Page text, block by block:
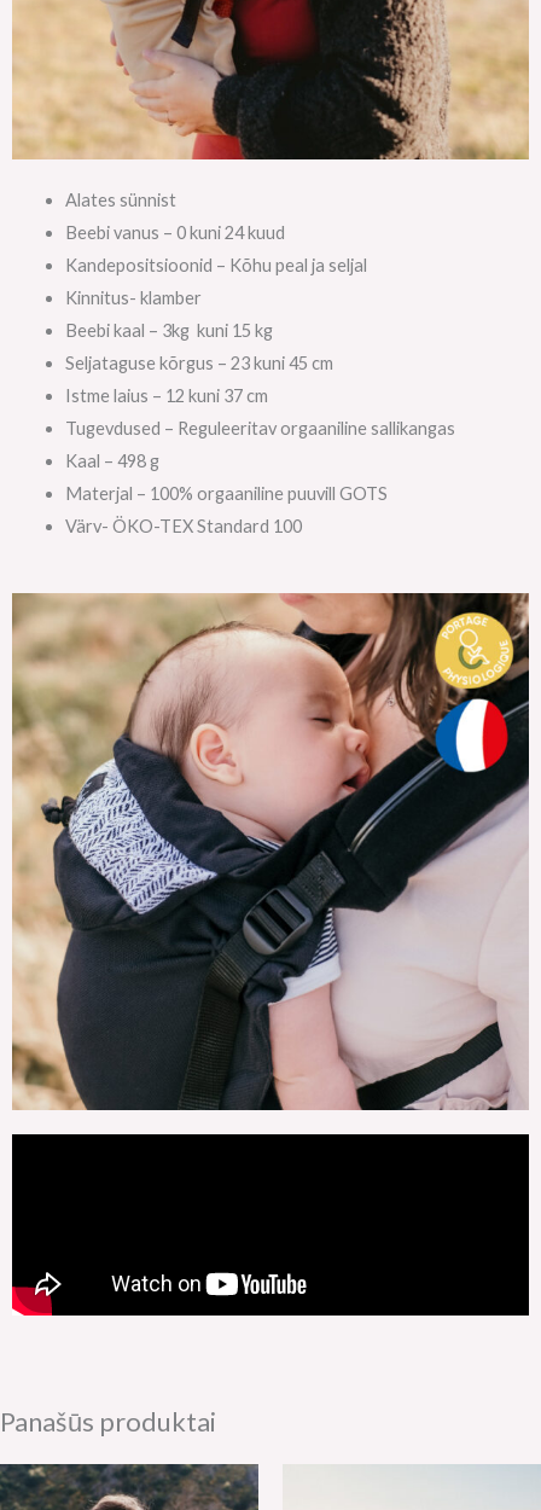
Alates sünnist
Beebi vanus – 0 kuni 24 kuud
Kandepositsioonid – Kõhu peal ja seljal
Kinnitus- klamber
Beebi kaal – 3kg kuni 15 kg
Seljataguse kõrgus – 23 kuni 45 cm
Istme laius – 12 kuni 37 cm
Tugevdused – Reguleeritav orgaaniline sallikangas
Kaal – 498 g
Materjal – 100% orgaaniline puuvill GOTS
Värv- ÖKO-TEX Standard 100
Panašūs produktai